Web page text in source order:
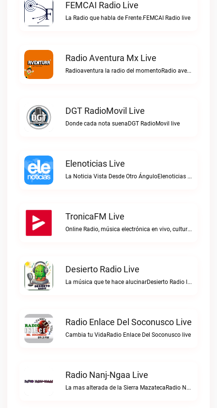
FEMCAI Radio Live
La Radio que habla de Frente.FEMCAI Radio live
Radio Aventura Mx Live
Radioaventura la radio del momentoRadio aventura mx live
DGT RadioMovil Live
Donde cada nota suenaDGT RadioMovil live
Elenoticias Live
La Noticia Vista Desde Otro ÁnguloElenoticias live
TronicaFM Live
Online Radio, música electrónica en vivo, cultura electrónica, Top 10 semanal, videos, descargasTronicaFM live
Desierto Radio Live
La música que te hace alucinarDesierto Radio live
Radio Enlace Del Soconusco Live
Cambia tu VidaRadio Enlace Del Soconusco live
Radio Nanj-Ngaa Live
La mas alterada de la Sierra MazatecaRadio Nanj-Ngaa live